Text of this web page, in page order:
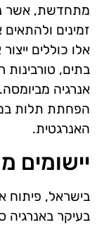
מתחדשת, אשר
זמינים
אלו כוללים
בתים,
אנרגיה
הפחתת תלות
האנרגטית.
יישומים
בישראל,
בעיקר באנרגיה